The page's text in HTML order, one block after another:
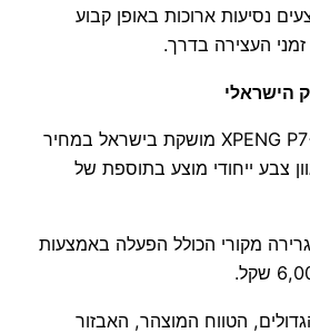
נסיעות ארוכות באופן קבוע
זמני העצירה בדרך.
הישראלי
XPENG P7+ Long Range Pro מושקת בישראל במחיר
שקל. גוון צבע ייחודי מוצע בתוספת של
גרירה מקורי הכולל הפעלה באמצעות
הטווח המוצהר, האבזור